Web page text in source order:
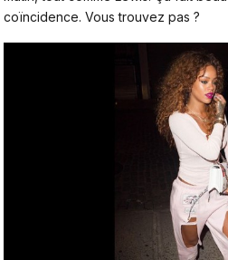
coïncidence. Vous trouvez pas ?